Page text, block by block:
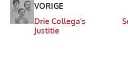
VORIGE
Drie Collega’s
Justitie